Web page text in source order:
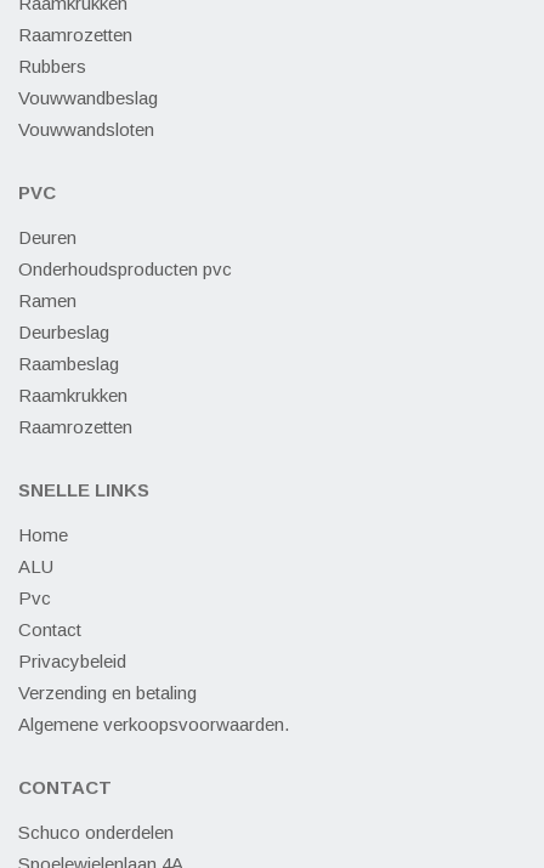
Raamrozetten
Rubbers
Vouwwandbeslag
Vouwwandsloten
PVC
Deuren
Onderhoudsproducten pvc
Ramen
Deurbeslag
Raambeslag
Raamkrukken
Raamrozetten
SNELLE LINKS
Home
ALU
Pvc
Contact
Privacybeleid
Verzending en betaling
Algemene verkoopsvoorwaarden.
CONTACT
Schuco onderdelen
Spoelewielenlaan 4A